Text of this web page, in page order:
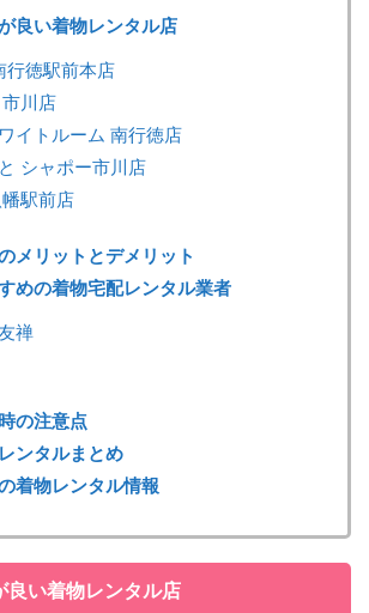
良い着物レンタル店
徳駅前本店
川店
イトルーム 南行徳店
シャポー市川店
駅前店
メリットとデメリット
めの着物宅配レンタル業者
禅
の注意点
ンタルまとめ
着物レンタル情報
良い着物レンタル店